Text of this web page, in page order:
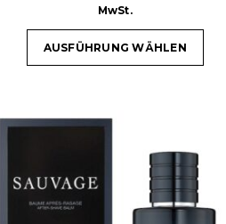
MwSt.
AUSFÜHRUNG WÄHLEN